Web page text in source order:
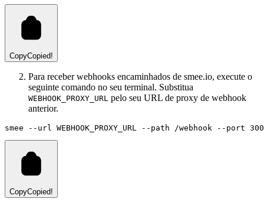
CopyCopied!
Para receber webhooks encaminhados de smee.io, execute o
seguinte comando no seu terminal. Substitua
WEBHOOK_PROXY_URL pelo seu URL de proxy de webhook
anterior.
smee --url WEBHOOK_PROXY_URL --path /webhook --port
CopyCopied!